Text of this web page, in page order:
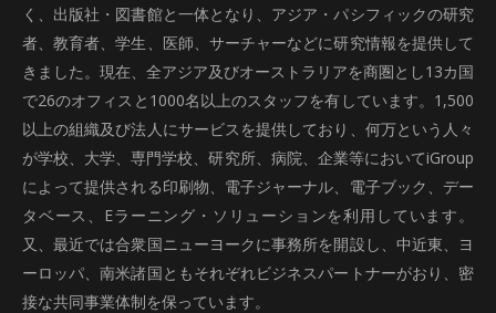
く、出版社・図書館と一体となり、アジア・パシフィックの研究
者、教育者、学生、医師、サーチャーなどに研究情報を提供して
きました。現在、全アジア及びオーストラリアを商圏とし13カ国
で26のオフィスと1000名以上のスタッフを有しています。1,500
以上の組織及び法人にサービスを提供しており、何万という人々
が学校、大学、専門学校、研究所、病院、企業等においてiGroup
によって提供される印刷物、電子ジャーナル、電子ブック、デー
タベース、Eラーニング・ソリューションを利用しています。
又、最近では合衆国ニューヨークに事務所を開設し、中近東、ヨ
ーロッパ、南米諸国ともそれぞれビジネスパートナーがおり、密
接な共同事業体制を保っています。